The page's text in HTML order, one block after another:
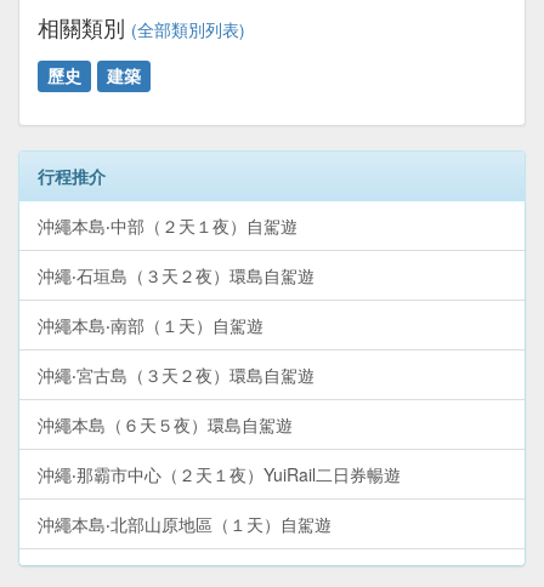
相關類別 (全部類別列表)
歷史
建築
行程推介
沖繩本島‧中部（２天１夜）自駕遊
沖繩‧石垣島（３天２夜）環島自駕遊
沖繩本島‧南部（１天）自駕遊
沖繩‧宮古島（３天２夜）環島自駕遊
沖繩本島（６天５夜）環島自駕遊
沖繩‧那霸市中心（２天１夜）YuiRail二日券暢遊
沖繩本島‧北部山原地區（１天）自駕遊
沖繩本島（６天５夜）精點巴士遊